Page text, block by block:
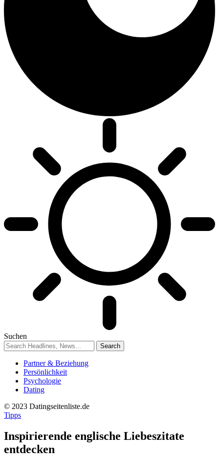
Suchen
Partner & Beziehung
Persönlichkeit
Psychologie
Dating
© 2023 Datingseitenliste.de
Tipps
Inspirierende englische Liebeszitate
entdecken